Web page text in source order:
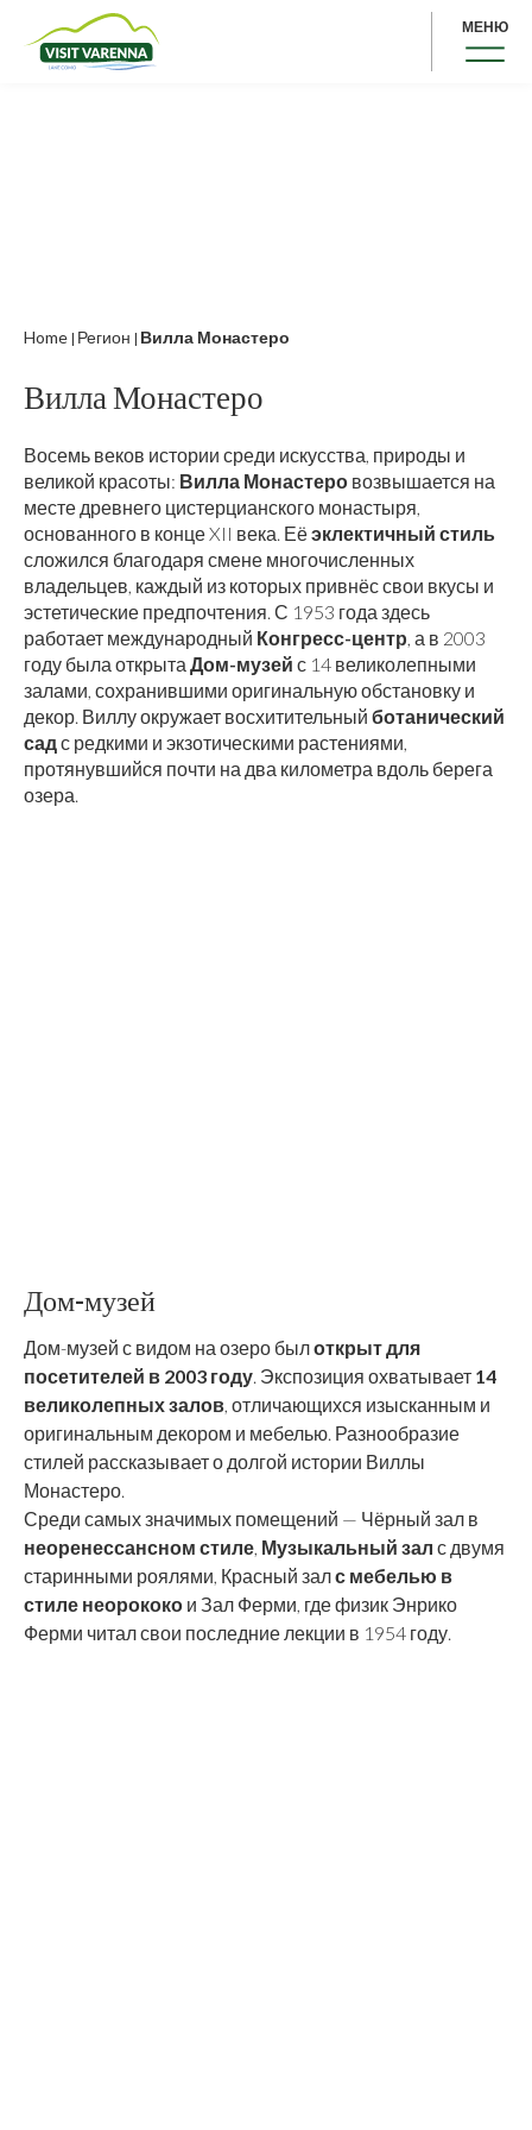
МЕНЮ
Home | Регион | Вилла Монастеро
Вилла Монастеро
Восемь веков истории среди искусства, природы и
великой красоты: Вилла Монастеро возвышается на
месте древнего цистерцианского монастыря,
основанного в конце XII века. Еёэклектичный стиль
сложился благодаря смене многочисленных
владельцев, каждый из которых привнёс свои вкусы и
эстетические предпочтения. С 1953 года здесь
работает международный Конгресс-центр, а в 2003
году была открыта Дом-музей с 14 великолепными
залами, сохранившими оригинальную обстановку и
декор. Виллу окружает восхитительный ботанический
садс редкими и экзотическими растениями,
протянувшийся почти на два километра вдоль берега
озера.
Дом-музей
Дом-музей с видом на озеро былоткрыт для
посетителей в 2003 году. Экспозиция охватывает 14
великолепных залов, отличающихся изысканным и
оригинальным декором и мебелью. Разнообразие
стилей рассказывает о долгой истории Виллы
Монастеро.
Среди самых значимых помещений — Чёрный зал в
неоренессансном стиле, Музыкальный зал с двумя
старинными роялями, Красный залс мебелью в
стиле неорококо и Зал Ферми, где физик Энрико
Ферми читал свои последние лекции в 1954 году.